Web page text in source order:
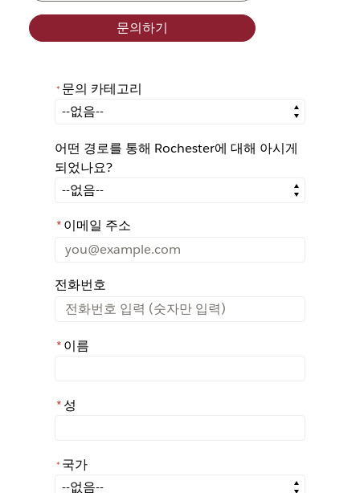
문의하기
* 문의 카테고리
문의 카테고리
어떤 경로를 통해 Rochester에 대해 아시게
되었나요?
어떤 경로를 통해 Rochester에 대해 아시게 되었나요?
*이메일 주소
전화번호
*이름
*성
* 국가
국가